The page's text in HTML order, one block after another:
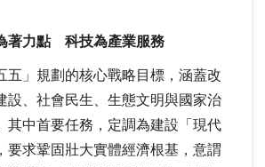
著力點 科技為產業服務
五」規劃的核心戰略目標，涵蓋改
設、社會民生、生態文明與國家治
其中首要任務，定調為建設「現代
要求鞏固壯大實體經濟根基，意謂